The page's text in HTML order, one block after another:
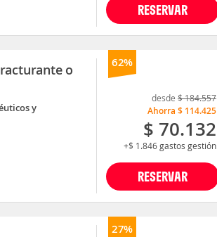
RESERVAR
62%
o
y
RESERVAR
desde $ 184.557
Ahorra$ 114.425
$ 70.132
+$ 1.846gastos gestión
27%